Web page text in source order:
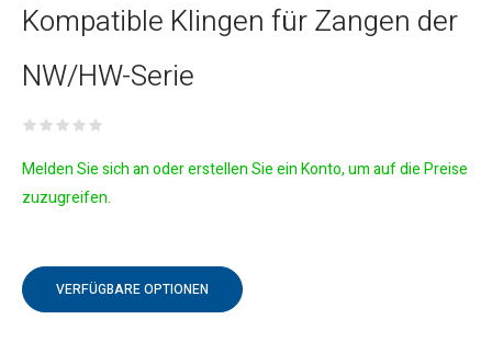
Kompatible Klingen für Zangen der
NW/HW-Serie
Melden Sie sich an oder erstellen Sie ein Konto, um auf die Preise
zuzugreifen.
VERFÜGBARE OPTIONEN